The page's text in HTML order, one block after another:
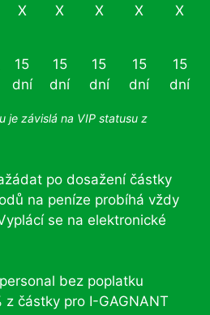
X X X X X
15
dní
15
dní
15
dní
15
dní
15
dní
je závislá na VIP statusu z
po dosažení částky
na peníze probíhá vždy
se na elektronické
bez poplatku
z částky pro I-GAGNANT